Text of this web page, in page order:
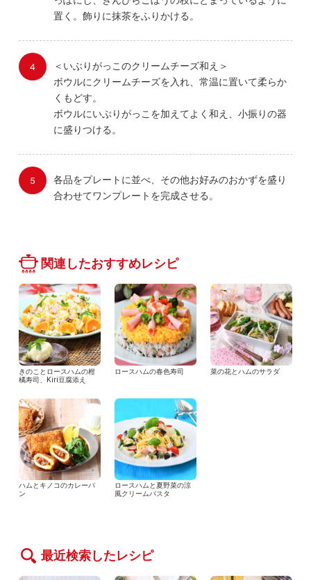
置く。飾りに抹茶をふりかける。
＜いぶりがっこのクリームチーズ和え＞
ボウルにクリームチーズを入れ、常温に置いて柔らか
くもどす。
ボウルにいぶりがっこを加えてよく和え、小振りの器
に盛りつける。
各品をプレートに並べ、その他お好みのおかずを盛り
合わせてワンプレートを完成させる。
関連したおすすめレシピ
きのことロースハムの柑
橘寿司、Kiri豆腐添え
ロースハムの春色寿司 菜の花とハムのサラダ
ハムとキノコのカレーパ
ン
ロースハムと夏野菜の涼
風クリームパスタ
最近検索したレシピ